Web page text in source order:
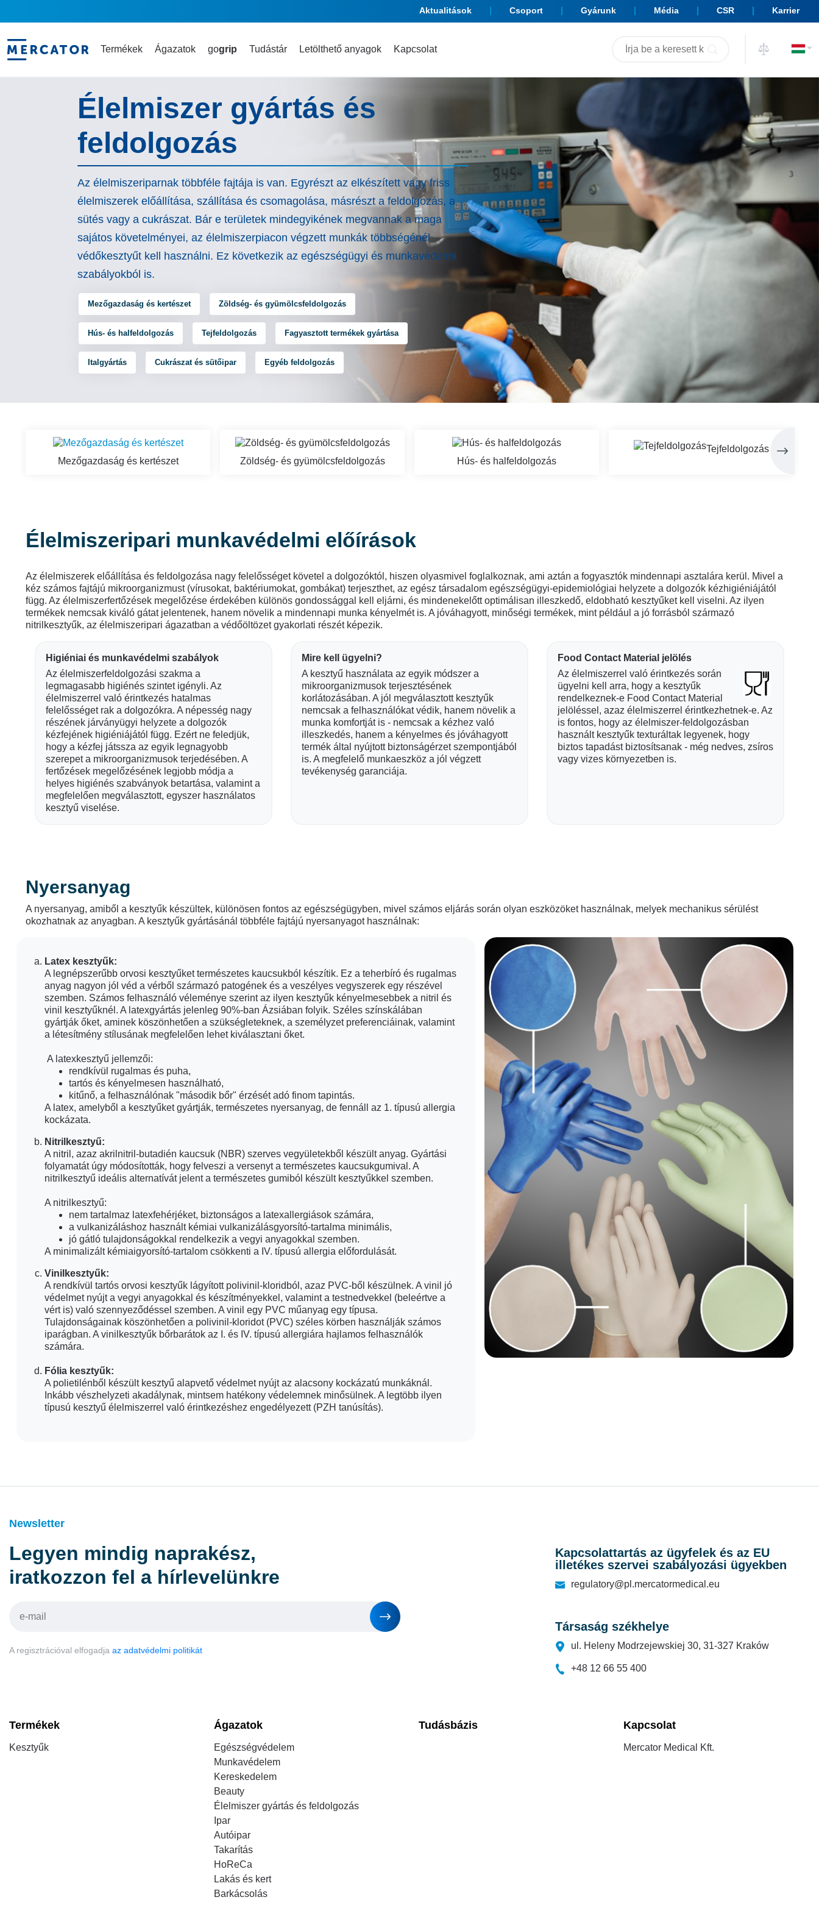
Aktualitások Csoport Gyárunk Média CSR Karrier
Termékek Ágazatok gogrip Tudástár Letölthető anyagok Kapcsolat
Élelmiszer gyártás és
feldolgozás
Az élelmiszeriparnak többféle fajtája is van. Egyrészt az elkészített vagy friss
élelmiszerek előállítása, szállítása és csomagolása, másrészt a feldolgozás, a
sütés vagy a cukrászat. Bár e területek mindegyikének megvannak a maga
sajátos követelményei, az élelmiszerpiacon végzett munkák többségénél
védőkesztyűt kell használni. Ez következik az egészségügyi és munkavédelmi
szabályokból is.
Mezőgazdaság és kertészet Zöldség- és gyümölcsfeldolgozás
Hús- és halfeldolgozás Tejfeldolgozás Fagyasztott termékek gyártása
Italgyártás Cukrászat és sütőipar Egyéb feldolgozás
Mezőgazdaság és kertészet Zöldség- és gyümölcsfeldolgozás Hús- és halfeldolgozás
Tejfeldolgozás
Élelmiszeripari munkavédelmi előírások
Az élelmiszerek előállítása és feldolgozása nagy felelősséget követel a dolgozóktól, hiszen olyasmivel foglalkoznak, ami aztán a fogyasztók mindennapi asztalára kerül. Mivel a
kéz számos fajtájú mikroorganizmust (vírusokat, baktériumokat, gombákat) terjeszthet, az egész társadalom egészségügyi-epidemiológiai helyzete a dolgozók kézhigiéniájától
függ. Az élelmiszerfertőzések megelőzése érdekében különös gondossággal kell eljárni, és mindenekelőtt optimálisan illeszkedő, eldobható kesztyűket kell viselni. Az ilyen
termékek nemcsak kiváló gátat jelentenek, hanem növelik a mindennapi munka kényelmét is. A jóváhagyott, minőségi termékek, mint például a jó forrásból származó
nitrilkesztyűk, az élelmiszeripari ágazatban a védőöltözet gyakorlati részét képezik.
Higiéniai és munkavédelmi szabályok
Az élelmiszerfeldolgozási szakma a
legmagasabb higiénés szintet igényli. Az
élelmiszerrel való érintkezés hatalmas
felelősséget rak a dolgozókra. A népesség nagy
részének járványügyi helyzete a dolgozók
kézfejének higiéniájától függ. Ezért ne feledjük,
hogy a kézfej játssza az egyik legnagyobb
szerepet a mikroorganizmusok terjedésében. A
fertőzések megelőzésének legjobb módja a
helyes higiénés szabványok betartása, valamint a
megfelelően megválasztott, egyszer használatos
kesztyű viselése.
Mire kell ügyelni?
A kesztyű használata az egyik módszer a
mikroorganizmusok terjesztésének
korlátozásában. A jól megválasztott kesztyűk
nemcsak a felhasználókat védik, hanem növelik a
munka komfortját is - nemcsak a kézhez való
illeszkedés, hanem a kényelmes és jóváhagyott
termék által nyújtott biztonságérzet szempontjából
is. A megfelelő munkaeszköz a jól végzett
tevékenység garanciája.
Food Contact Material jelölés
Az élelmiszerrel való érintkezés során
ügyelni kell arra, hogy a kesztyűk
rendelkeznek-e Food Contact Material
jelöléssel, azaz élelmiszerrel érintkezhetnek-e. Az
is fontos, hogy az élelmiszer-feldolgozásban
használt kesztyűk texturáltak legyenek, hogy
biztos tapadást biztosítsanak - még nedves, zsíros
vagy vizes környezetben is.
Nyersanyag
A nyersanyag, amiből a kesztyűk készültek, különösen fontos az egészségügyben, mivel számos eljárás során olyan eszközöket használnak, melyek mechanikus sérülést
okozhatnak az anyagban. A kesztyűk gyártásánál többféle fajtájú nyersanyagot használnak:
Latex kesztyűk:
A legnépszerűbb orvosi kesztyűket természetes kaucsukból készítik. Ez a teherbíró és rugalmas
anyag nagyon jól véd a vérből származó patogének és a veszélyes vegyszerek egy részével
szemben. Számos felhasználó véleménye szerint az ilyen kesztyűk kényelmesebbek a nitril és
vinil kesztyűknél. A latexgyártás jelenleg 90%-ban Ázsiában folyik. Széles színskálában
gyártják őket, aminek köszönhetően a szükségleteknek, a személyzet preferenciáinak, valamint
a létesítmény stílusának megfelelően lehet kiválasztani őket.
A latexkesztyű jellemzői:
rendkívül rugalmas és puha,
tartós és kényelmesen használható,
kitűnő, a felhasználónak "második bőr" érzését adó finom tapintás.
A latex, amelyből a kesztyűket gyártják, természetes nyersanyag, de fennáll az 1. típusú allergia
kockázata.
Nitrilkesztyű:
A nitril, azaz akrilnitril-butadién kaucsuk (NBR) szerves vegyületekből készült anyag. Gyártási
folyamatát úgy módosították, hogy felveszi a versenyt a természetes kaucsukgumival. A
nitrilkesztyű ideális alternatívát jelent a természetes gumiból készült kesztyűkkel szemben.
A nitrilkesztyű:
nem tartalmaz latexfehérjéket, biztonságos a latexallergiások számára,
a vulkanizáláshoz használt kémiai vulkanizálásgyorsító-tartalma minimális,
jó gátló tulajdonságokkal rendelkezik a vegyi anyagokkal szemben.
A minimalizált kémiaigyorsító-tartalom csökkenti a IV. típusú allergia előfordulását.
Vinilkesztyűk:
A rendkívül tartós orvosi kesztyűk lágyított polivinil-kloridból, azaz PVC-ből készülnek. A vinil jó
védelmet nyújt a vegyi anyagokkal és készítményekkel, valamint a testnedvekkel (beleértve a
vért is) való szennyeződéssel szemben. A vinil egy PVC műanyag egy típusa.
Tulajdonságainak köszönhetően a polivinil-kloridot (PVC) széles körben használják számos
iparágban. A vinilkesztyűk bőrbarátok az I. és IV. típusú allergiára hajlamos felhasználók
számára.
Fólia kesztyűk:
A polietilénből készült kesztyű alapvető védelmet nyújt az alacsony kockázatú munkáknál.
Inkább vészhelyzeti akadálynak, mintsem hatékony védelemnek minősülnek. A legtöbb ilyen
típusú kesztyű élelmiszerrel való érintkezéshez engedélyezett (PZH tanúsítás).
Newsletter
Legyen mindig naprakész,
iratkozzon fel a hírlevelünkre
A regisztrációval elfogadja az adatvédelmi politikát
Kapcsolattartás az ügyfelek és az EU
illetékes szervei szabályozási ügyekben
regulatory@pl.mercatormedical.eu
Társaság székhelye
ul. Heleny Modrzejewskiej 30, 31-327 Kraków
+48 12 66 55 400
Termékek
Kesztyűk
Ágazatok
Egészségvédelem
Munkavédelem
Kereskedelem
Beauty
Élelmiszer gyártás és feldolgozás
Ipar
Autóipar
Takarítás
HoReCa
Lakás és kert
Barkácsolás
Tudásbázis Kapcsolat
Mercator Medical Kft.